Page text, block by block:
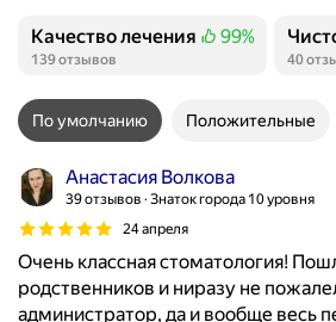
Качество лечения
Положительных отзывов
99%
139 отзывов 40
По умолчанию Положительные
Анастасия Волкова
39 отзывов Знаток города 10 уровня
24 апреля
Очень классная стоматология!
родственников и ниразу не
администратор, да и вообще весь